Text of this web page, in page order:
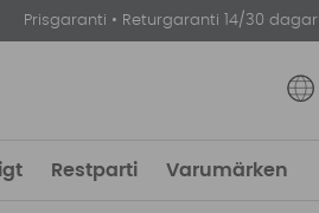
Prisgaranti • Returgaranti 14/30 dagar
Restparti Varumärken